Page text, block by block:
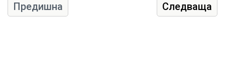
Предишна Следваща